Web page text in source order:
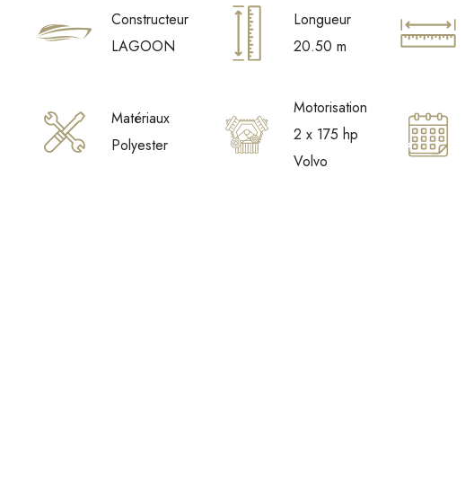
Constructeur
LAGOON
Longueur
20.50 m
Matériaux
Polyester
Motorisation
2 x 175 hp
Volvo